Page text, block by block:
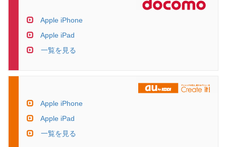
Apple iPhone
Apple iPad
一覧を見る
Apple iPhone
Apple iPad
一覧を見る